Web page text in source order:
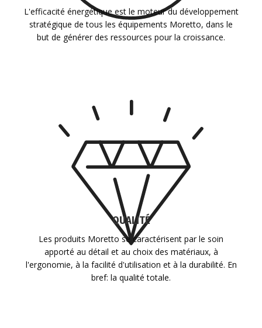
L'efficacité énergétique est le moteur du développement
stratégique de tous les équipements Moretto, dans le
but de générer des ressources pour la croissance.
QUALITÉ
Les produits Moretto se caractérisent par le soin
apporté au détail et au choix des matériaux, à
l'ergonomie, à la facilité d'utilisation et à la durabilité. En
bref: la qualité totale.